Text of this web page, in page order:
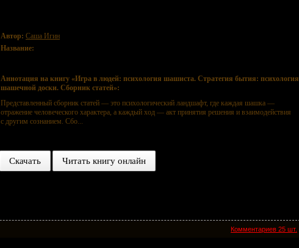
Автор: Саша Игин
Название:
Аннотация на книгу «Игра в людей: психология шашиста. Стратегия бытия: психология
шашечной доски. Сборник статей»:
Представленный сборник статей — это психологический ландшафт, где каждая шашка —
отражение человеческого характера, а каждый ход — акт принятия решения и взаимодействия
с другим сознанием. Сбо...
Скачать Читать книгу онлайн
Комментариев 25 шт.